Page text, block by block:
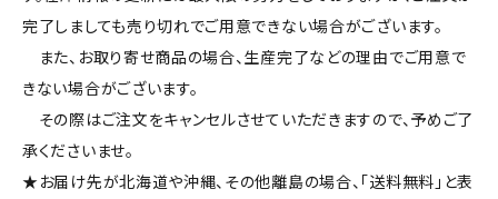
完了しましても売り切れでご用意できない場合がございます。
また、お取り寄せ商品の場合、生産完了などの理由でご用意で
きない場合がございます。
その際はご注文をキャンセルさせていただきますので、予めご了
承くださいませ。
★お届け先が北海道や沖縄、その他離島の場合、「送料無料」と表